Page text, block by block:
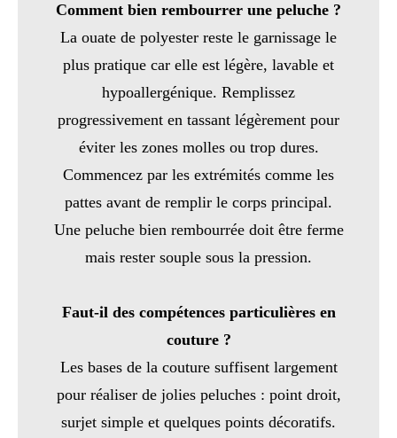
Comment bien rembourrer une peluche ?
La ouate de polyester reste le garnissage le
plus pratique car elle est légère, lavable et
hypoallergénique. Remplissez
progressivement en tassant légèrement pour
éviter les zones molles ou trop dures.
Commencez par les extrémités comme les
pattes avant de remplir le corps principal.
Une peluche bien rembourrée doit être ferme
mais rester souple sous la pression.
Faut-il des compétences particulières en
couture ?
Les bases de la couture suffisent largement
pour réaliser de jolies peluches : point droit,
surjet simple et quelques points décoratifs.